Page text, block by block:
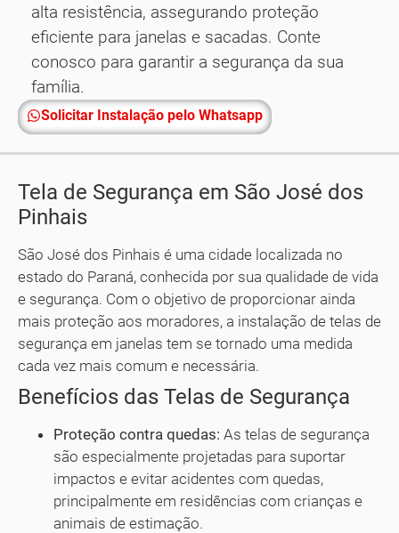
alta resistência, assegurando proteção
eficiente para janelas e sacadas. Conte
conosco para garantir a segurança da sua
família.
Solicitar Instalação pelo Whatsapp
Tela de Segurança em São José dos
Pinhais
São José dos Pinhais é uma cidade localizada no
estado do Paraná, conhecida por sua qualidade de vida
e segurança. Com o objetivo de proporcionar ainda
mais proteção aos moradores, a instalação de telas de
segurança em janelas tem se tornado uma medida
cada vez mais comum e necessária.
Benefícios das Telas de Segurança
Proteção contra quedas: As telas de segurança
são especialmente projetadas para suportar
impactos e evitar acidentes com quedas,
principalmente em residências com crianças e
animais de estimação.